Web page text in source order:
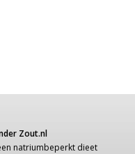
Zout.nl
natriumbeperkt dieet